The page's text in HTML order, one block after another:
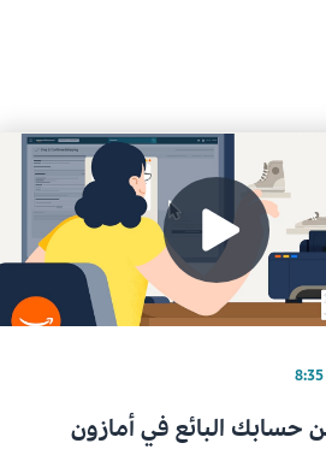
8:35
حسابك البائع في أمازون